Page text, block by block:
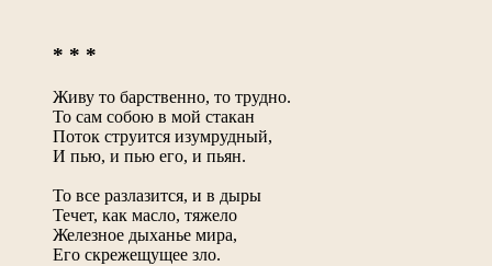
* * *
Живу то барственно, то трудно.
То сам собою в мой стакан
Поток струится изумрудный,
И пью, и пью его, и пьян.
То все разлазится, и в дыры
Течет, как масло, тяжело
Железное дыханье мира,
Его скрежещущее зло.